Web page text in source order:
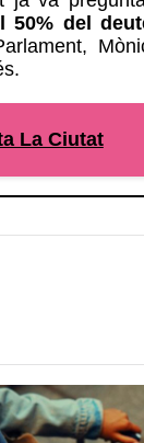
50% del
La Ciutat